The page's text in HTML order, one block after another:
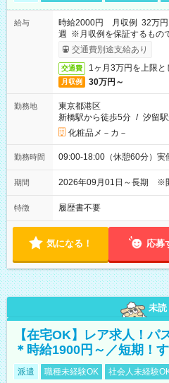
給与
時給2000円 月収例 32万円
週 ※月収例を保証するもの
ービス利用可（利用条件有）
交通費別途支給あり
交通費 1ヶ月3万円を上限と
月収例 30万円～
勤務地
東京都港区
新橋駅から徒歩5分 / 汐留
化粧品メ－カ－
勤務時間 09:00-18:00（休憩60分）実
期間 2026年09月01日～長期 ※
特徴 履歴書不要
気になる！ 応募
未読
【在宅OK】レア求人！パ
＊時給1900円～／短期！
派遣 職種未経験OK 社会人未経験